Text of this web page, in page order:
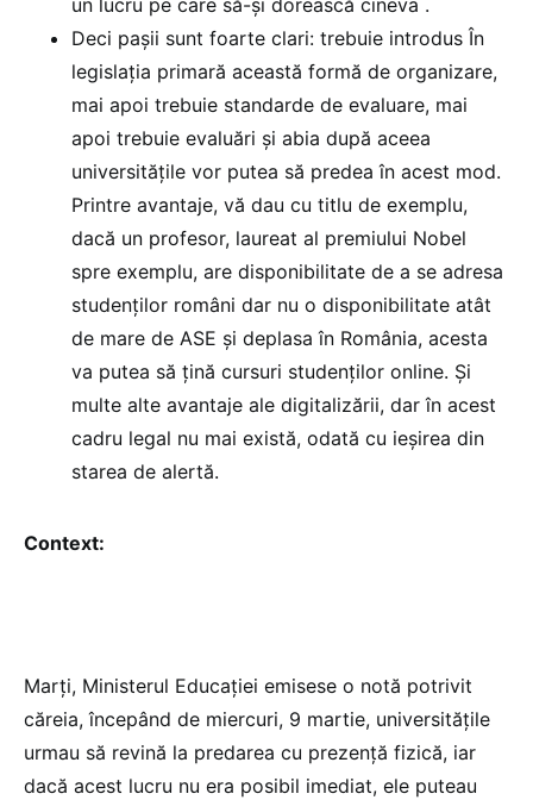
un lucru pe care să-și dorească cineva .
Deci pașii sunt foarte clari: trebuie introdus În
legislația primară această formă de organizare,
mai apoi trebuie standarde de evaluare, mai
apoi trebuie evaluări și abia după aceea
universitățile vor putea să predea în acest mod.
Printre avantaje, vă dau cu titlu de exemplu,
dacă un profesor, laureat al premiului Nobel
spre exemplu, are disponibilitate de a se adresa
studenților români dar nu o disponibilitate atât
de mare de ASE și deplasa în România, acesta
va putea să țină cursuri studenților online. Și
multe alte avantaje ale digitalizării, dar în acest
cadru legal nu mai există, odată cu ieșirea din
starea de alertă.
Context:
Marți, Ministerul Educației emisese o notă potrivit
căreia, începând de miercuri, 9 martie, universitățile
urmau să revină la predarea cu prezență fizică, iar
dacă acest lucru nu era posibil imediat, ele puteau